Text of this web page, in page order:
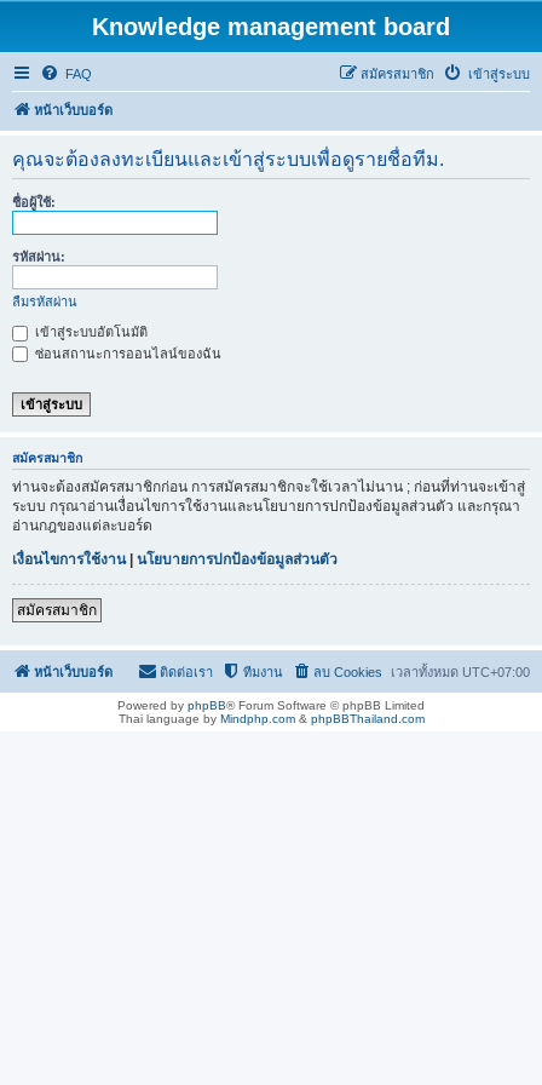
Knowledge management board
FAQ เข้าสู่ระบบ
สมัครสมาชิก
หน้าเว็บบอร์ด
คุณจะต้องลงทะเบียนและเข้าสู่ระบบเพื่อดูรายชื่อทีม.
ชื่อผู้ใช้:
รหัสผ่าน:
ลืมรหัสผ่าน
เข้าสู่ระบบอัตโนมัติ
ซ่อนสถานะการออนไลน์ของฉัน
สมัครสมาชิก
ท่านจะต้องสมัครสมาชิกก่อน การสมัครสมาชิกจะใช้เวลาไม่นาน ; ก่อนที่ท่านจะเข้าสู่
ระบบ กรุณาอ่านเงื่อนไขการใช้งานและนโยบายการปกป้องข้อมูลส่วนตัว และกรุณา
อ่านกฎของแต่ละบอร์ด
เงื่อนไขการใช้งาน| นโยบายการปกป้องข้อมูลส่วนตัว
สมัครสมาชิก
หน้าเว็บบอร์ด เวลาทั้งหมด UTC+07:00
ลบ Cookies
ทีมงาน
ติดต่อเรา
Powered by phpBB® Forum Software © phpBB Limited
Thai language by Mindphp.com& phpBBThailand.com